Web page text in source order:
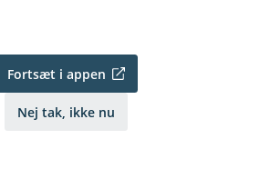
Fortsæt i appen
Nej tak, ikke nu